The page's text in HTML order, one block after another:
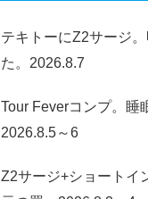
テキトーにZ2サージ
た。2026.8.7
Tour Feverコンプ。睡
2026.8.5～6
Z2サージ+ショートイ